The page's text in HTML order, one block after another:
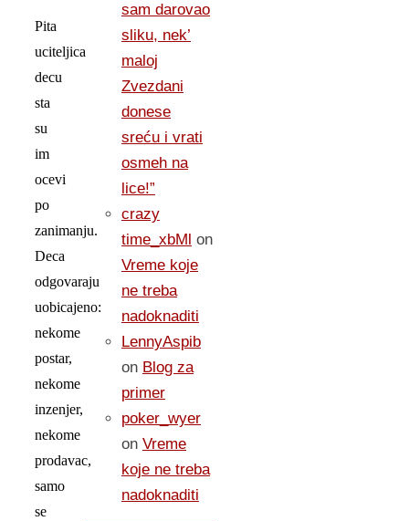
Pita
uciteljica
decu
sta
su
im
ocevi
po
zanimanju.
Deca
odgovaraju
uobicajeno:
nekome
postar,
nekome
inzenjer,
nekome
prodavac,
samo
se
sam darovao
sliku, nek’
maloj
Zvezdani
donese
sreću i vrati
osmeh na
lice!”
crazy
time_xbMl on
Vreme koje
ne treba
nadoknaditi
LennyAspib
on Blog za
primer
poker_wyer
on Vreme
koje ne treba
nadoknaditi